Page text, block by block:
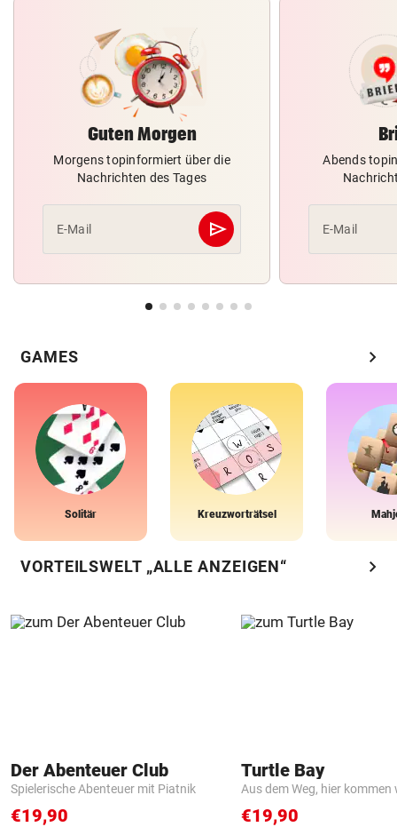
Guten Morgen
Morgens topinformiert über die
Nachrichten des Tages
E-Mail send
Abschicken
Abends
E-Mail
GAMES chevron_right
Solitär Kreuzworträtsel
VORTEILSWELT „ALLE ANZEIGEN“ chevron_right
Der Abenteuer Club
Spielerische Abenteuer mit Piatnik
€19,90
Turtle Bay
Aus dem Weg, hier kommen
€19,90